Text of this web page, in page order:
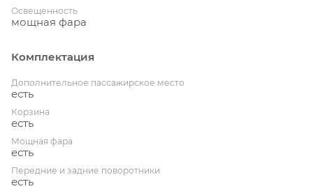
Освещенность
мощная фара
Комплектация
Дополнительное пассажирское место
есть
Корзина
есть
Мощная фара
есть
Передние и задние поворотники
есть